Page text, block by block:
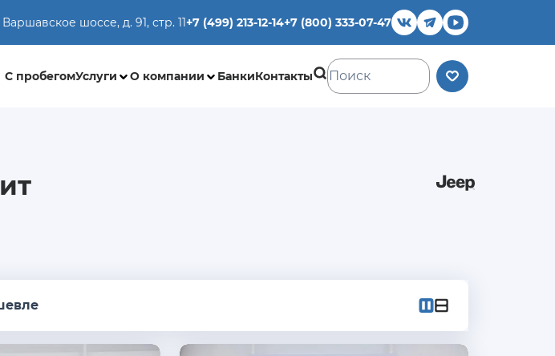
шоссе, д. 91, стр. 11+7 (499) 213-12-14+7 (800) 333-07-47
С пробегомУслуги О компании БанкиКонтакты